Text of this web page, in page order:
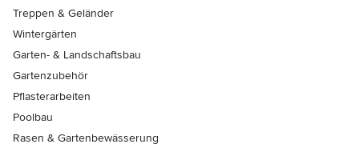
Treppen & Geländer
Wintergärten
Garten- & Landschaftsbau
Gartenzubehör
Pflasterarbeiten
Poolbau
Rasen & Gartenbewässerung